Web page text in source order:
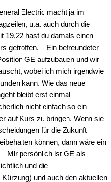
Electric macht ja im
u.a. auch durch die
19,22 hast du damals einen
getroffen. – Ein befreundeter
GE aufzubauen und wir
wobei ich mich irgendwie
kann. Wie das neue
bleibt erst einmal
nicht einfach so ein
auf Kurs zu bringen. Wenn sie
für die Zukunft
können, dann wäre ein
Mir persönlich ist GE als
und die
und auch den aktuellen